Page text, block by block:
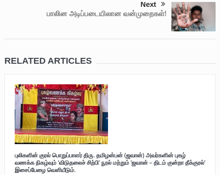
Next
பாலின அடிப்படையிலான வன்முறைகள்!
RELATED ARTICLES
புலிகளின் குரல் பொறுப்பாளர் திரு. தமிழன்பன் (ஜவான்) அவர்களின் புகழ்
வணக்க நிகழ்வும் ‘விடுதலைச் சிற்பி’ நூல் மற்றும் ‘ஜவான் – திடம் குன்றா தீக்குரல்’
இசைப்பேழை வெளியீடும்.